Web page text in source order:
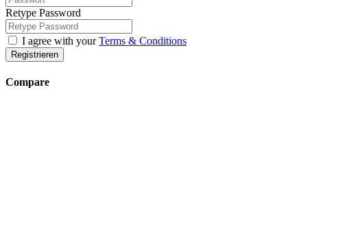
Retype Password
I agree with yourTerms & Conditions
Registrieren
Compare